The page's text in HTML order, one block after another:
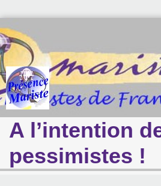
A l’intention
pessimistes !